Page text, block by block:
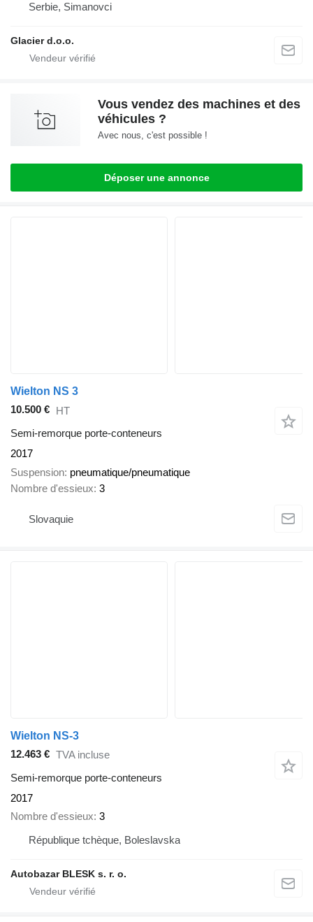
Serbie, Simanovci
Glacier d.o.o.
Vous vendez des machines et des
véhicules ?
Avec nous, c'est possible !
Déposer une annonce
Wielton NS 3
10.500 € HT
Semi-remorque porte-conteneurs
2017
Suspension pneumatique/pneumatique
Nombre d'essieux 3
Slovaquie
Wielton NS-3
12.463 € TVA incluse
Semi-remorque porte-conteneurs
2017
Nombre d'essieux 3
République tchèque, Boleslavska
Autobazar BLESK s. r. o.